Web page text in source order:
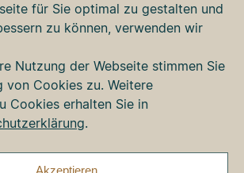
für Sie optimal zu gestalten und
zu können, verwenden wir
Nutzung der Webseite stimmen Sie
von Cookies zu. Weitere
Cookies erhalten Sie in
.
Akzeptieren
Tel. +49 8331 76 42 49
bawa@bawa.de
www.bawa.de